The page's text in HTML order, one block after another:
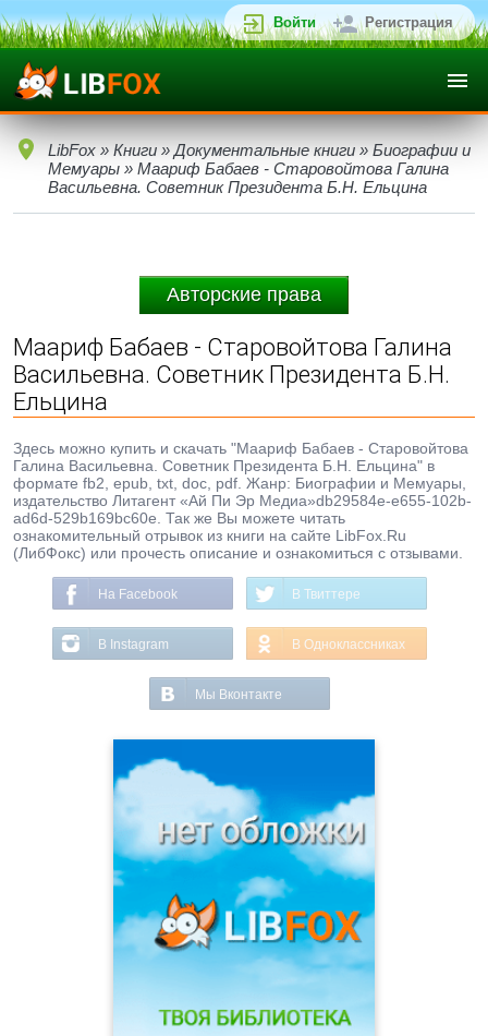
Войти Регистрация
LibFox » Книги » Документальные книги » Биографии и
Мемуары » Маариф Бабаев - Старовойтова Галина
Васильевна. Советник Президента Б.Н. Ельцина
Авторские права
Маариф Бабаев - Старовойтова Галина
Васильевна. Советник Президента Б.Н.
Ельцина
Здесь можно купить и скачать "Маариф Бабаев - Старовойтова
Галина Васильевна. Советник Президента Б.Н. Ельцина" в
формате fb2, epub, txt, doc, pdf. Жанр: Биографии и Мемуары,
издательство Литагент «Ай Пи Эр Медиа»db29584e-e655-102b-
ad6d-529b169bc60e. Так же Вы можете читать
ознакомительный отрывок из книги на сайте LibFox.Ru
(ЛибФокс) или прочесть описание и ознакомиться с отзывами.
На Facebook В Твиттере
В Instagram В Одноклассниках
Мы Вконтакте